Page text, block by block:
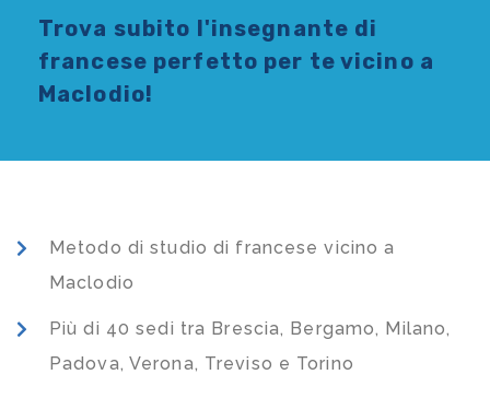
Trova subito l'insegnante di
francese perfetto per te vicino a
Maclodio!
Metodo di studio di francese vicino a
Maclodio
Più di 40 sedi tra Brescia, Bergamo, Milano,
Padova, Verona, Treviso e Torino